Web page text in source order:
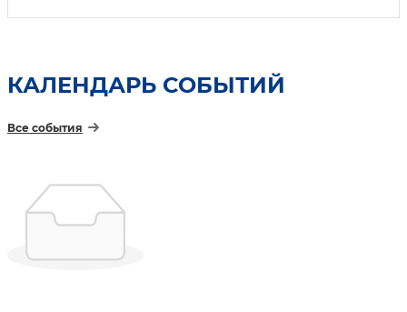
КАЛЕНДАРЬ СОБЫТИЙ
Все события